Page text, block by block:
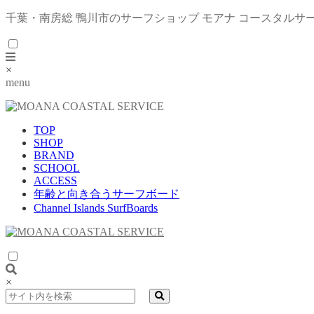
千葉・南房総 鴨川市のサーフショップ モアナ コースタルサ
×
menu
TOP
SHOP
BRAND
SCHOOL
ACCESS
年齢と向き合うサーフボード
Channel Islands SurfBoards
×